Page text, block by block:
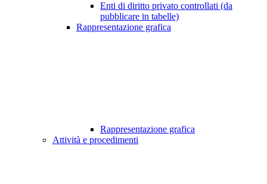
Enti di diritto privato controllati (da
pubblicare in tabelle)
Rappresentazione grafica
Rappresentazione grafica
Attività e procedimenti